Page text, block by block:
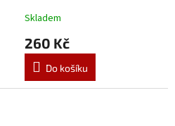
Skladem
260 Kč
Do košíku